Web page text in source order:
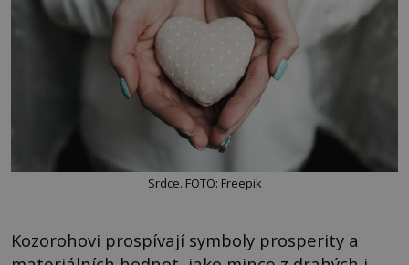
Srdce. FOTO: Freepik
Kozorohovi prospívají symboly prosperity a